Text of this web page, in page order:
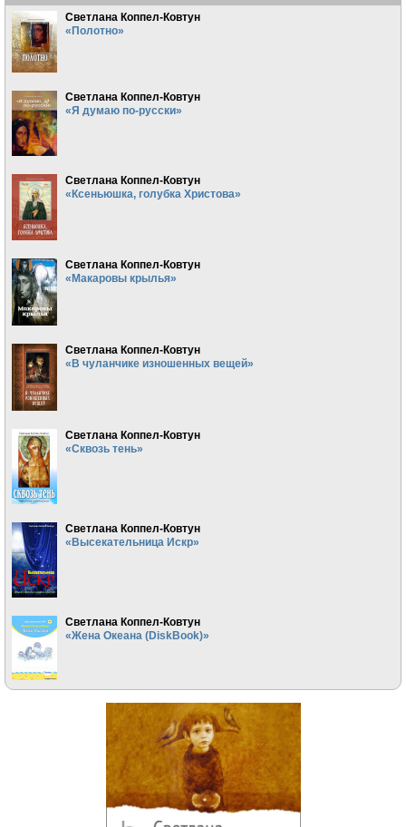
Светлана Коппел-Ковтун
«Полотно»
Светлана Коппел-Ковтун
«Я думаю по-русски»
Светлана Коппел-Ковтун
«Ксеньюшка, голубка Христова»
Светлана Коппел-Ковтун
«Макаровы крылья»
Светлана Коппел-Ковтун
«В чуланчике изношенных вещей»
Светлана Коппел-Ковтун
«Сквозь тень»
Светлана Коппел-Ковтун
«Высекательница Искр»
Светлана Коппел-Ковтун
«Жена Океана (DiskBook)»